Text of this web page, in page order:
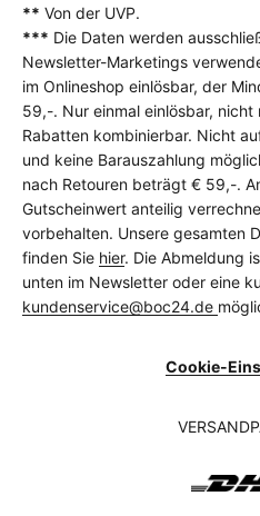
** Von der UVP.
*** Die Daten werden
Newsletter-Marketings
im Onlineshop einlösbar, der
59,-. Nur einmal einlösbar,
Rabatten kombinierbar. Nicht
und keine Barauszahlung
nach Retouren beträgt € 59,-.
Gutscheinwert anteilig
vorbehalten. Unsere gesamten
finden Sie hier. Die Abmeldung
unten im Newsletter oder eine
kundenservice@boc24.de
Cookie-